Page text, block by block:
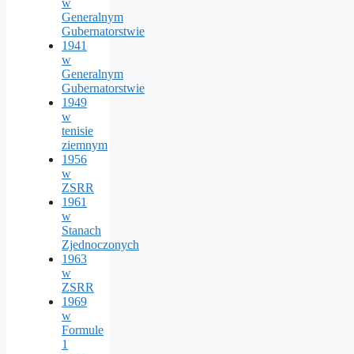
w
Generalnym
Gubernatorstwie
1941
w
Generalnym
Gubernatorstwie
1949
w
tenisie
ziemnym
1956
w
ZSRR
1961
w
Stanach
Zjednoczonych
1963
w
ZSRR
1969
w
Formule
1